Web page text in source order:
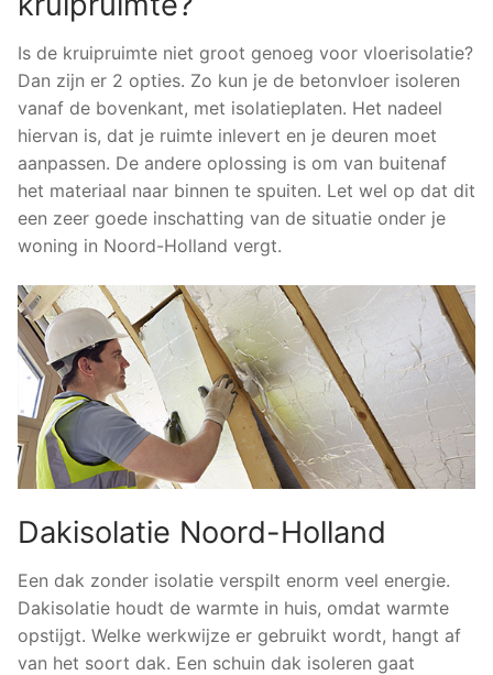
Is de kruipruimte niet groot genoeg voor vloerisolatie?
Dan zijn er 2 opties. Zo kun je de betonvloer isoleren
vanaf de bovenkant, met isolatieplaten. Het nadeel
hiervan is, dat je ruimte inlevert en je deuren moet
aanpassen. De andere oplossing is om van buitenaf
het materiaal naar binnen te spuiten. Let wel op dat dit
een zeer goede inschatting van de situatie onder je
woning in Noord-Holland vergt.
Dakisolatie Noord-Holland
Een dak zonder isolatie verspilt enorm veel energie.
Dakisolatie houdt de warmte in huis, omdat warmte
opstijgt. Welke werkwijze er gebruikt wordt, hangt af
van het soort dak. Een schuin dak isoleren gaat